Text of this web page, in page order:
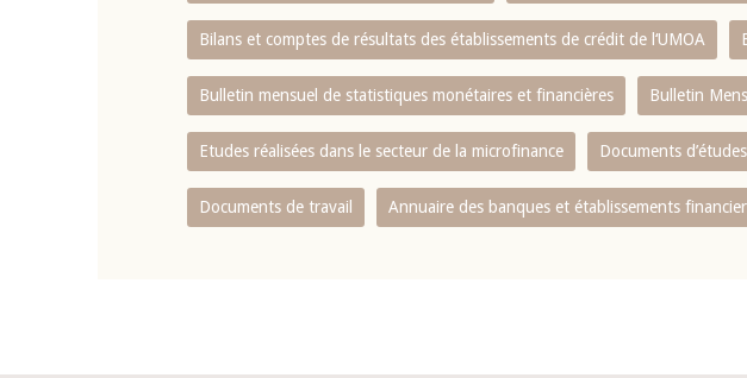
Bilans et comptes de résultats des établissements de crédit de l‘UMOA
Bulletin mensuel de statistiques monétaires et financières Bulletin
Etudes réalisées dans le secteur de la microfinance Documents
Documents de travail Annuaire des banques et établissements